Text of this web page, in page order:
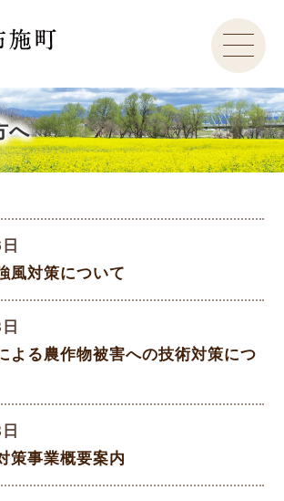
へ
風対策について
よる農作物被害への技術対策につ
策事業概要案内